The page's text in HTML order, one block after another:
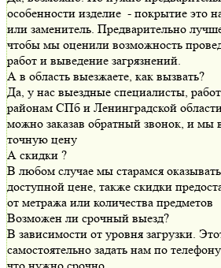
особенности изделие - покрытие это
или заменитель. Предварительно
чтобы мы оценили возможность
работ и выведение загрязнений.
А в область выезжаете, как вызвать?
Да, у нас выездные специалисты,
районам СПб и Ленинградской
можно заказав обратный звонок, и мы
точную цену
А скидки ?
В любом случае мы старамся
доступной цене, также скидки
от метража или количества предметов
Возможен ли срочный выезд?
В зависимости от уровня загрузки.
самостоятельно задать нам по